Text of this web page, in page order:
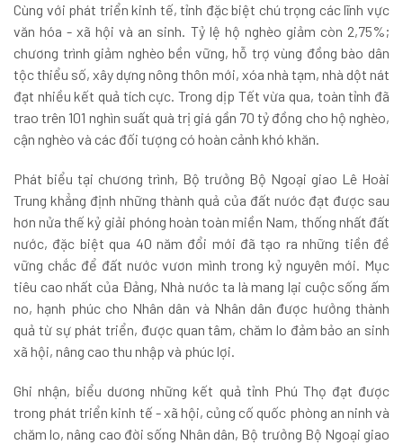
Cùng với phát triển kinh tế, tỉnh đặc biệt chú trọng các lĩnh vực
văn hóa - xã hội và an sinh. Tỷ lệ hộ nghèo giảm còn 2,75%;
chương trình giảm nghèo bền vững, hỗ trợ vùng đồng bào dân
tộc thiểu số, xây dựng nông thôn mới, xóa nhà tạm, nhà dột nát
đạt nhiều kết quả tích cực. Trong dịp Tết vừa qua, toàn tỉnh đã
trao trên 101 nghìn suất quà trị giá gần 70 tỷ đồng cho hộ nghèo,
cận nghèo và các đối tượng có hoàn cảnh khó khăn.
Phát biểu tại chương trình, Bộ trưởng Bộ Ngoại giao Lê Hoài
Trung khẳng định những thành quả của đất nước đạt được sau
hơn nửa thế kỷ giải phóng hoàn toàn miền Nam, thống nhất đất
nước, đặc biệt qua 40 năm đổi mới đã tạo ra những tiền đề
vững chắc để đất nước vươn mình trong kỷ nguyên mới. Mục
tiêu cao nhất của Đảng, Nhà nước ta là mang lại cuộc sống ấm
no, hạnh phúc cho Nhân dân và Nhân dân được hưởng thành
quả từ sự phát triển, được quan tâm, chăm lo đảm bảo an sinh
xã hội, nâng cao thu nhập và phúc lợi.
Ghi nhận, biểu dương những kết quả tỉnh Phú Thọ đạt được
trong phát triển kinh tế - xã hội, củng cố quốc phòng an ninh và
chăm lo, nâng cao đời sống Nhân dân, Bộ trưởng Bộ Ngoại giao